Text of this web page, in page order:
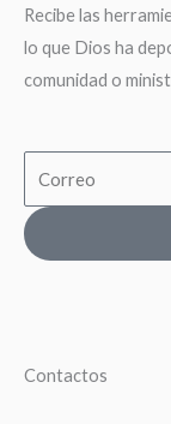
Recibe las
lo que Dios ha
comunidad o
Contactos